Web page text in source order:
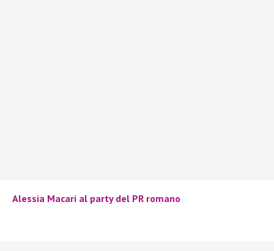
Alessia Macari al party del PR romano